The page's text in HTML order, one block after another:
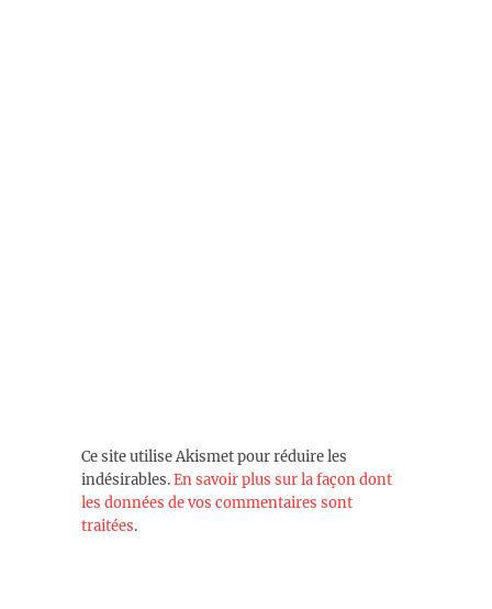
Ce site utilise Akismet pour réduire les
indésirables.En savoir plus sur la façon dont
les données de vos commentaires sont
traitées.